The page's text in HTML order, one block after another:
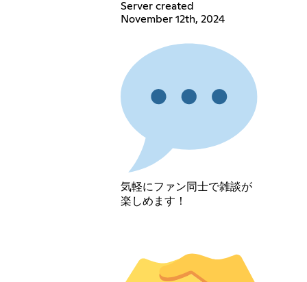
Server created
November 12th, 2024
気軽にファン同士で雑談が
楽しめます！